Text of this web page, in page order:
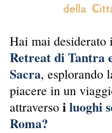
della
Hai mai
Retreat di Tantra
Sacra, esplorando
piacere in un
attraverso iluoghi
Roma?